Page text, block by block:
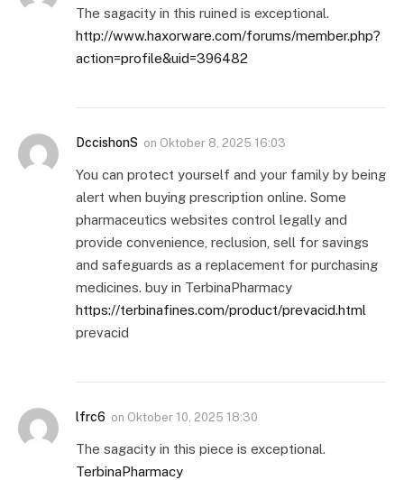
The sagacity in this ruined is exceptional.
http://www.haxorware.com/forums/member.php?
action=profile&uid=396482
DccishonS on Oktober 8, 2025 16:03
You can protect yourself and your family by being
alert when buying prescription online. Some
pharmaceutics websites control legally and
provide convenience, reclusion, sell for savings
and safeguards as a replacement for purchasing
medicines. buy in TerbinaPharmacy
https://terbinafines.com/product/prevacid.html
prevacid
lfrc6 on Oktober 10, 2025 18:30
The sagacity in this piece is exceptional.
TerbinaPharmacy